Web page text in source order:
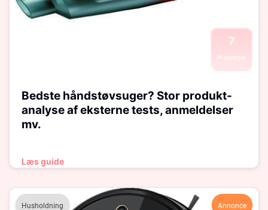
7
Produkter
Bedste håndstøvsuger? Stor produkt-
analyse af eksterne tests, anmeldelser
mv.
Læs guide
Husholdning Annonce